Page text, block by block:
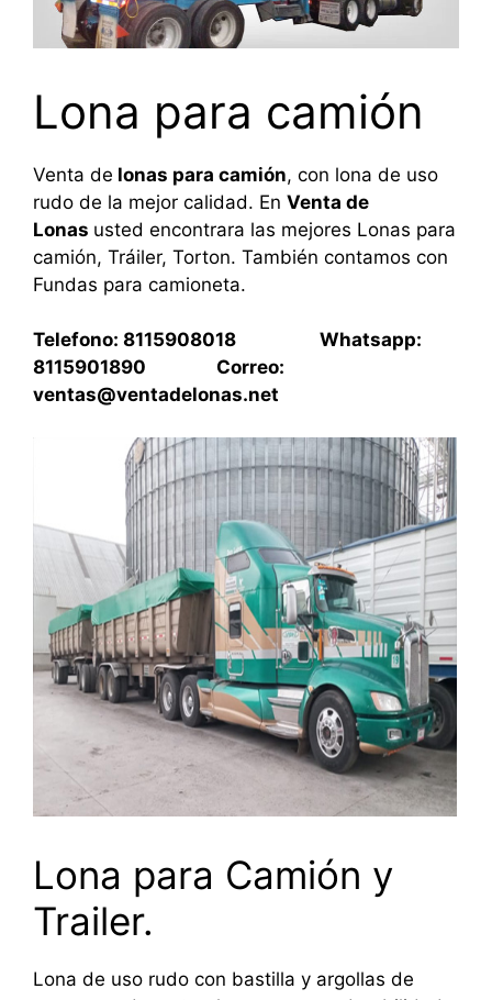
Lona para camión
Venta de lonas para camión, con lona de uso
rudo de la mejor calidad. En Venta de
Lonas usted encontrara las mejores Lonas para
camión, Tráiler, Torton. También contamos con
Fundas para camioneta.
Telefono: 8115908018 Whatsapp:
8115901890 Correo:
ventas@ventadelonas.net
Lona para Camión y
Trailer.
Lona de uso rudo con bastilla y argollas de